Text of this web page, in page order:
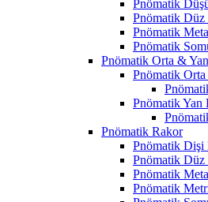
Pnömatik
Pnömatik Düz
Pnömatik
Pnömatik
Pnömatik Orta &
Pnömatik
Pnömatik Yan
Pnömatik Rakor
Pnömatik Dişi
Pnömatik Düz
Pnömatik
Pnömatik